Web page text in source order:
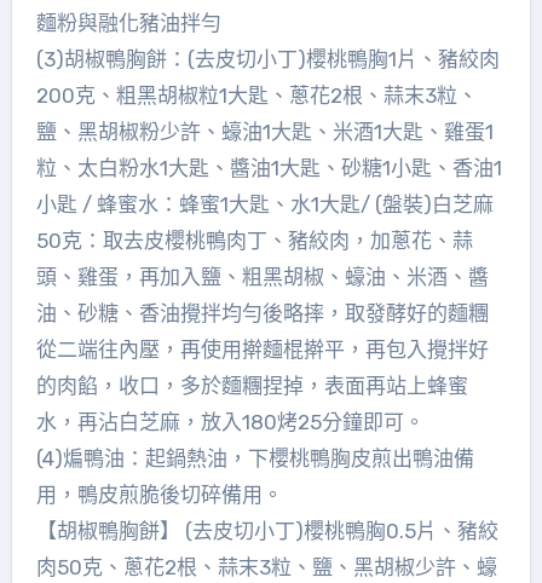
麵粉與融化豬油拌勻
(3)胡椒鴨胸餅：(去皮切小丁)櫻桃鴨胸1片、豬絞肉
200克、粗黑胡椒粒1大匙、蔥花2根、蒜末3粒、
鹽、黑胡椒粉少許、蠔油1大匙、米酒1大匙、雞蛋1
粒、太白粉水1大匙、醬油1大匙、砂糖1小匙、香油1
小匙 / 蜂蜜水：蜂蜜1大匙、水1大匙/ (盤裝)白芝麻
50克：取去皮櫻桃鴨肉丁、豬絞肉，加蔥花、蒜
頭、雞蛋，再加入鹽、粗黑胡椒、蠔油、米酒、醬
油、砂糖、香油攪拌均勻後略摔，取發酵好的麵糰
從二端往內壓，再使用擀麵棍擀平，再包入攪拌好
的肉餡，收口，多於麵糰捏掉，表面再站上蜂蜜
水，再沾白芝麻，放入180烤25分鐘即可。
(4)煸鴨油：起鍋熱油，下櫻桃鴨胸皮煎出鴨油備
用，鴨皮煎脆後切碎備用。
【胡椒鴨胸餅】 (去皮切小丁)櫻桃鴨胸0.5片、豬絞
肉50克、蔥花2根、蒜末3粒、鹽、黑胡椒少許、蠔